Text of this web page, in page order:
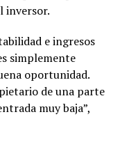
inversor.
e ingresos
simplemente
oportunidad.
de una parte
muy baja”,